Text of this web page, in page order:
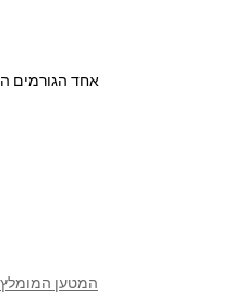
אחד הגורמים
המטען המומלץ